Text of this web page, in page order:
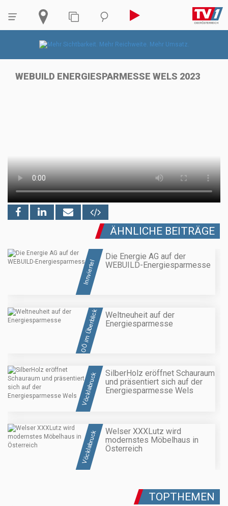
WEBUILD ENERGIESPARMESSE WELS 2023
ÄHNLICHE BEITRÄGE
Innviertel
Die Energie AG auf der
WEBUILD-Energiesparmesse
OÖ im Überblick
Weltneuheit auf der
Energiesparmesse
Vöcklabruck
SilberHolz eröffnet Schauraum
und präsentiert sich auf der
Energiesparmesse Wels
Vöcklabruck
Welser XXXLutz wird
modernstes Möbelhaus in
Österreich
TOPTHEMEN